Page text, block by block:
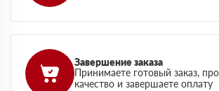
Завершение заказа
Принимаете готовый заказ,
качество и завершаете оплату